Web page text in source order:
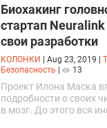
Биохакинг
стартап
свои разработки
КОЛОНКИ Aug 23, 2019
Безопасность
13
Проект Илона Маска
подробности о своих
в мозг. До этого вся